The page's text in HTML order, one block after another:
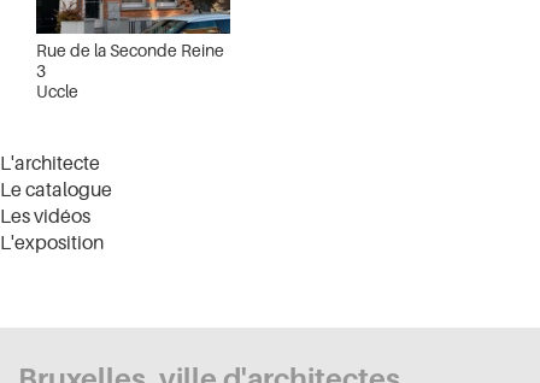
Rue de la Seconde Reine
3
Uccle
L'architecte
Le catalogue
Les vidéos
L'exposition